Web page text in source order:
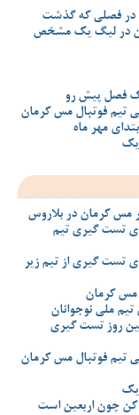
در فصلی که گذشت
در لیگ یک مشخص
فصل پیش رو
تیم فوتبال مس کرمان
مهر ماه
یک
مس کرمان در بلاروس
تست گیری تیم
تست گیری از تیم زیر
مس کرمان
ملی نوجوانان
روز تست گیری
تیم فوتبال مس کرمان
یک
کن چون اربعین است